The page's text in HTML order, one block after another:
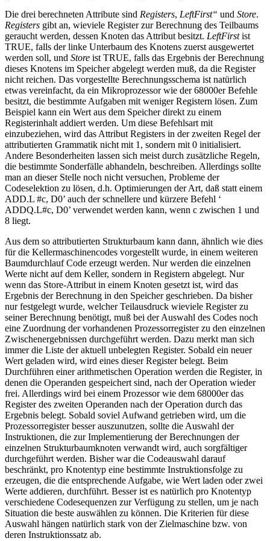
Die drei berechneten Attribute sind Registers, LeftFirst“ und Store.
Registers gibt an, wieviele Register zur Berechnung des Teilbaums
geraucht werden, dessen Knoten das Attribut besitzt. LeftFirstist
TRUE, falls der linke Unterbaum des Knotens zuerst ausgewertet
werden soll, und Store ist TRUE, falls das Ergebnis der Berechnung
dieses Knotens im Speicher abgelegt werden muß, da die Register
nicht reichen. Das vorgestellte Berechnungsschema ist natürlich
etwas vereinfacht, da ein Mikroprozessor wie der 68000er Befehle
besitzt, die bestimmte Aufgaben mit weniger Registern lösen. Zum
Beispiel kann ein Wert aus dem Speicher direkt zu einem
Registerinhalt addiert werden. Um diese Befehlsart mit
einzubeziehen, wird das Attribut Registers in der zweiten Regel der
attributierten Grammatik nicht mit 1, sondern mit 0 initialisiert.
Andere Besonderheiten lassen sich meist durch zusätzliche Regeln,
die bestimmte Sonderfälle abhandeln, beschreiben. Allerdings sollte
man an dieser Stelle noch nicht versuchen, Probleme der
Codeselektion zu lösen, d.h. Optimierungen der Art, daß statt einem
ADD.L #c, D0’ auch der schnellere und kürzere Befehl ‘
ADDQ.L#c, D0’ verwendet werden kann, wenn c zwischen 1 und
8 liegt.
Aus dem so attributierten Strukturbaum kann dann, ähnlich wie dies
für die Kellermaschinencodes vorgestellt wurde, in einem weiteren
Baumdurchlauf Code erzeugt werden. Nur werden die einzelnen
Werte nicht auf dem Keller, sondern in Registern abgelegt. Nur
wenn das Store-Attribut in einem Knoten gesetzt ist, wird das
Ergebnis der Berechnung in den Speicher geschrieben. Da bisher
nur festgelegt wurde, welcher Teilausdruck wieviele Register zu
seiner Berechnung benötigt, muß bei der Auswahl des Codes noch
eine Zuordnung der vorhandenen Prozessorregister zu den einzelnen
Zwischenergebnissen durchgeführt werden. Dazu merkt man sich
immer die Liste der aktuell unbelegten Register. Sobald ein neuer
Wert geladen wird, wird eines dieser Register belegt. Beim
Durchführen einer arithmetischen Operation werden die Register, in
denen die Operanden gespeichert sind, nach der Operation wieder
frei. Allerdings wird bei einem Prozessor wie dem 68000er das
Register des zweiten Operanden nach der Operation durch das
Ergebnis belegt. Sobald soviel Aufwand getrieben wird, um die
Prozessorregister besser auszunutzen, sollte die Auswahl der
Instruktionen, die zur Implementierung der Berechnungen der
einzelnen Strukturbaumknoten verwandt wird, auch sorgfältiger
durchgeführt werden. Bisher war die Codeauswahl darauf
beschränkt, pro Knotentyp eine bestimmte Instruktionsfolge zu
erzeugen, die die entsprechende Aufgabe, wie Wert laden oder zwei
Werte addieren, durchführt. Besser ist es natürlich pro Knotentyp
verschiedene Codesequenzen zur Verfügung zu stellen, um je nach
Situation die beste auswählen zu können. Die Kriterien für diese
Auswahl hängen natürlich stark von der Zielmaschine bzw. von
deren Instruktionssatz ab.